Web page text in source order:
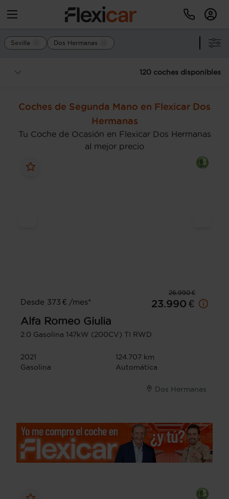
Sevilla Dos Hermanas
120 coches disponibles
Coches de Segunda Mano en Flexicar Dos
Hermanas
Tu Coche de Ocasión en Flexicar Dos Hermanas
al mejor precio
26.990 €
Desde 373 € /mes*
23.990 €
Alfa Romeo Giulia
2.0 Gasolina 147kW (200CV) TI RWD
2021
124.707 km
Gasolina
Automática
Dos Hermanas